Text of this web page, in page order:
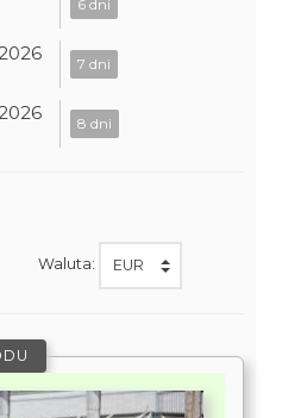
6 dni
7 dni
8 dni
Waluta: